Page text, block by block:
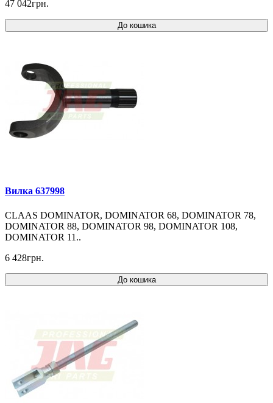
47 042грн.
До кошика
Вилка 637998
CLAAS DOMINATOR, DOMINATOR 68, DOMINATOR 78,
DOMINATOR 88, DOMINATOR 98, DOMINATOR 108,
DOMINATOR 11..
6 428грн.
До кошика